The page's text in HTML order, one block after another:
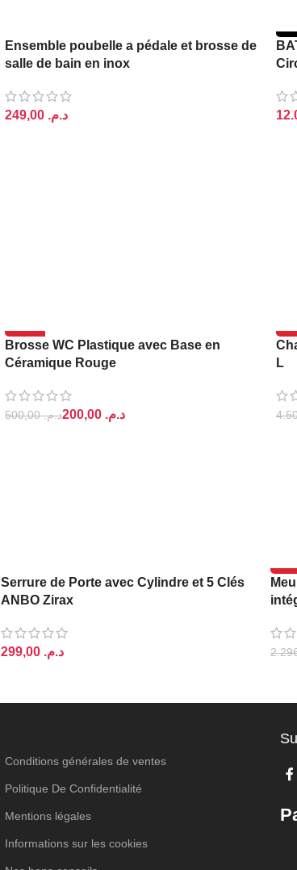
Ensemble poubelle a pédale et brosse de
salle de bain en inox
د.م.
-60%
Brosse WC Plastique avec Base en
Céramique Rouge
د.م.500,00 د.م.
-
L
Serrure de Porte avec Cylindre et 5 Clés
ANBO Zirax
د.م.
-
Conditions générales de ventes
Politique De Confidentialité
Mentions légales
Informations sur les cookies